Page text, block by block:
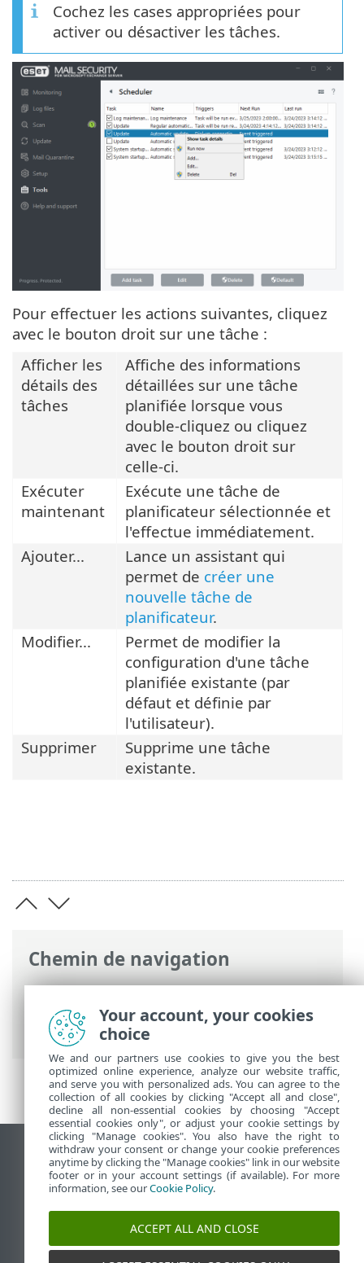
Chemin de navigation
Aide en ligne ESET>ESET Mail Security>
Utilisation d'ESET Mail Security>Outils>
Planificateur
Cochez les cases appropriées pour
activer ou désactiver les tâches.
Pour effectuer les actions suivantes, cliquez
avec le bouton droit sur une tâche :
Afficher les
détails des
tâches
Affiche des informations
détaillées sur une tâche
planifiée lorsque vous
double-cliquez ou cliquez
avec le bouton droit sur
celle-ci.
Exécuter
maintenant
Exécute une tâche de
planificateur sélectionnée et
l'effectue immédiatement.
Ajouter...
Lance un assistant qui
permet de créer une
nouvelle tâche de
planificateur.
Modifier...
Permet de modifier la
configuration d'une tâche
planifiée existante (par
défaut et définie par
l'utilisateur).
Supprimer
Supprime une tâche
existante.
Afficher le site des postes de travail
End of Life
Base de connaissances ESET
Forum ESET
ESET Status Portal
Your account, your cookies
choice
We and our partners use cookies to give you the best
optimized online experience, analyze our website traffic,
and serve you with personalized ads. You can agree to the
collection of all cookies by clicking "Accept all and close",
decline all non-essential cookies by choosing "Accept
essential cookies only", or adjust your cookie settings by
clicking "Manage cookies". You also have the right to
withdraw your consent or change your cookie preferences
anytime by clicking the "Manage cookies" link in our website
footer or in your account settings (if available). For more
information, see ourCookie Policy.
ACCEPT ALL AND CLOSE